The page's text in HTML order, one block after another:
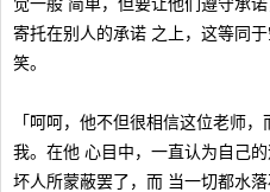
觉一般 简单，但要让他们遵守承
寄托在别人的承诺 之上，这等同
笑。
「呵呵，他不但很相信这位老师
我。在他 心目中，一直认为自己
坏人所蒙蔽罢了，而 当一切都水